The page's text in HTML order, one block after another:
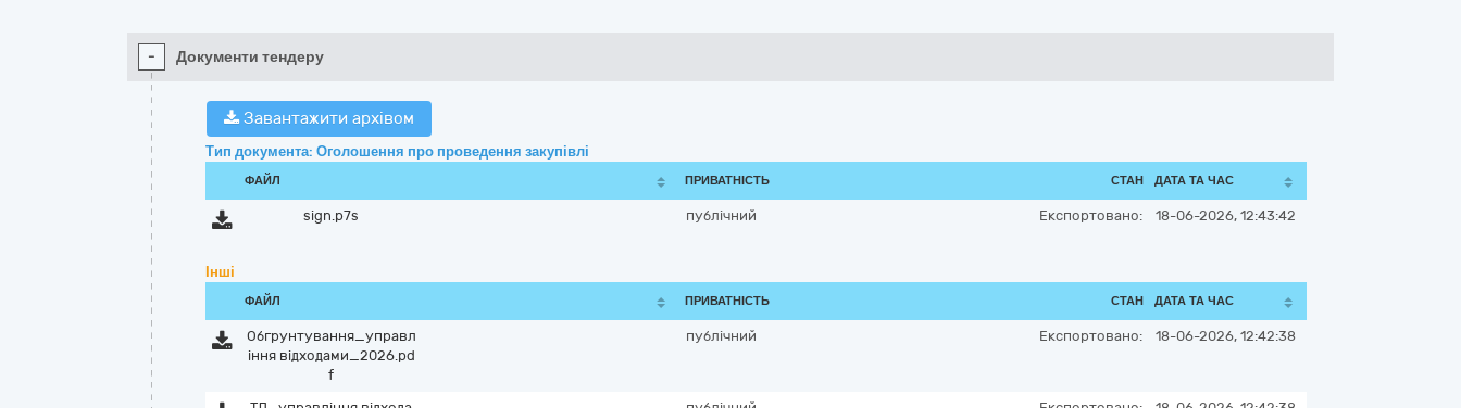
- Документи тендеру
Завантажити архівом
Тип документа: Оголошення про проведення закупівлі
ФАЙЛ ПРИВАТНІСТЬ СТАН ДАТА ТА ЧАС
sign.p7s публічний Експортовано: 18-06-2026, 12:43:42
Інші
ФАЙЛ ПРИВАТНІСТЬ СТАН ДАТА ТА ЧАС
Обгрунтування_управл
іння відходами_2026.pd
f
публічний Експортовано: 18-06-2026, 12:42:38